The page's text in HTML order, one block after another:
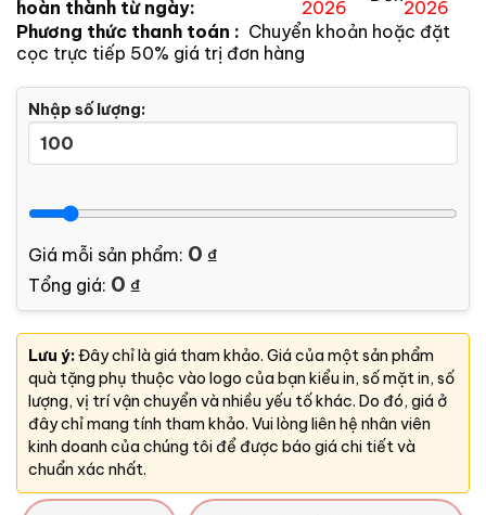
hoàn thành từ ngày:
2026
2026
Phương thức thanh toán : Chuyển khoản hoặc đặt
cọc trực tiếp 50% giá trị đơn hàng
Nhập số lượng:
Giá mỗi sản phẩm: 0 ₫
Tổng giá: 0 ₫
Lưu ý:Đây chỉ là giá tham khảo. Giá của một sản phẩm
quà tặng phụ thuộc vào logo của bạn kiểu in, số mặt in, số
lượng, vị trí vận chuyển và nhiều yếu tố khác. Do đó, giá ở
đây chỉ mang tính tham khảo. Vui lòng liên hệ nhân viên
kinh doanh của chúng tôi để được báo giá chi tiết và
chuẩn xác nhất.